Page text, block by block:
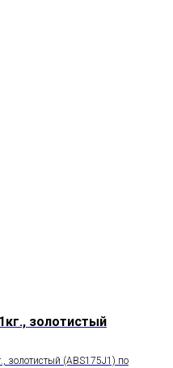
золотистый
золотистый (ABS175J1) по